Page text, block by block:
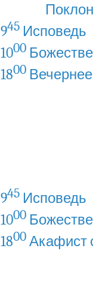
945 Исповедь
1000
1800
945 Исповедь
1000
1800 Акафист